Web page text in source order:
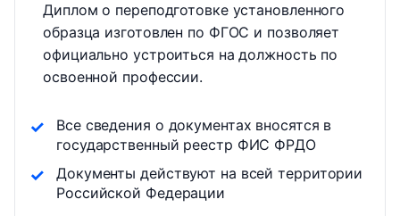
Диплом о переподготовке установленного
образца изготовлен по ФГОС и позволяет
официально устроиться на должность по
освоенной профессии.
Все сведения о документах вносятся в
государственный реестр ФИС ФРДО
Документы действуют на всей территории
Российской Федерации